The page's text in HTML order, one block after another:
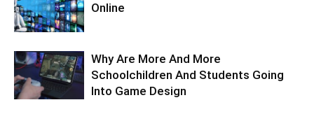
Online
Why Are More And More
Schoolchildren And Students Going
Into Game Design